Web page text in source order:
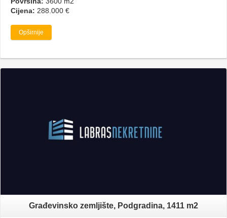
Cijena: 288.000 €
Opširnije
Građevinsko zemljište, Podgradina, 1411 m2